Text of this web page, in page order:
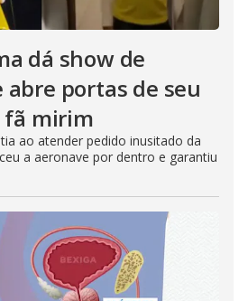
dá show de
portas de seu
fã mirim
ao atender pedido inusitado da
a aeronave por dentro e garantiu